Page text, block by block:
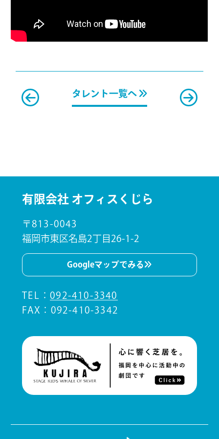
タレント一覧へ
有限会社 オフィスくじら
〒813-0043
福岡市東区名島2丁目26-1-2
Googleマップでみる
TEL ：092-410-3340
FAX：092-410-3342